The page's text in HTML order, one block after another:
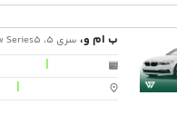
ب ام و، سری 5، Bmw Series5
|
|